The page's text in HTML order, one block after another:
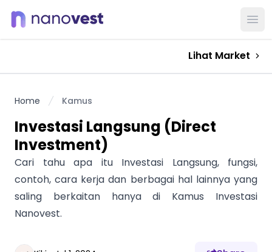
Lihat Market
Home Kamus
Investasi Langsung (Direct
Investment)
Cari tahu apa itu Investasi Langsung, fungsi,
contoh, cara kerja dan berbagai hal lainnya yang
saling berkaitan hanya di Kamus Investasi
Nanovest.